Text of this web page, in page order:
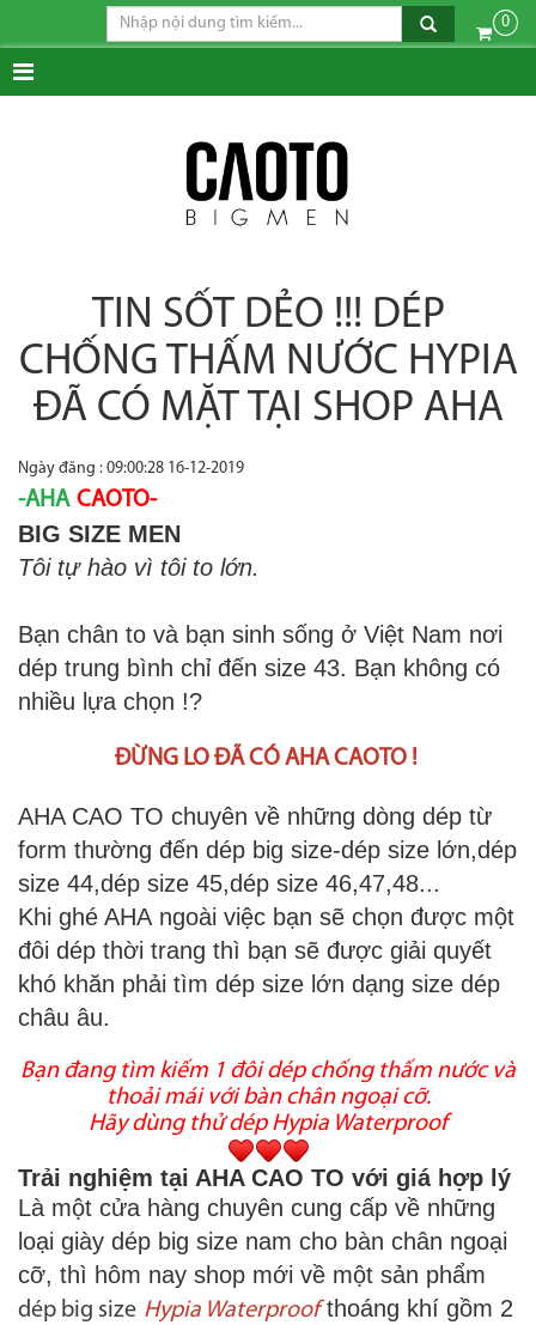
0
TIN SỐT DẺO !!! DÉP
CHỐNG THẤM NƯỚC HYPIA
ĐÃ CÓ MẶT TẠI SHOP AHA
Ngày đăng : 09:00:28 16-12-2019
-AHA CAOTO-
BIG SIZE MEN
Tôi tự hào vì tôi to lớn.
Bạn chân to và bạn sinh sống ở Việt Nam nơi
dép trung bình chỉ đến size 43. Bạn không có
nhiều lựa chọn !?
ĐỪNG LO ĐÃ CÓ AHA CAOTO !
AHA CAO TO chuyên về những dòng dép từ
form thường đến dép big size-dép size lớn,dép
size 44,dép size 45,dép size 46,47,48...
Khi ghé AHA ngoài việc bạn sẽ chọn được một
đôi dép thời trang thì bạn sẽ được giải quyết
khó khăn phải tìm dép size lớn dạng size dép
châu âu.
Bạn đang tìm kiếm 1 đôi dép chống thấm nước và
thoải mái với bàn chân ngoại cỡ.
Hãy dùng thử dép Hypia Waterproof
Trải nghiệm tại AHA CAO TO với giá hợp lý
Là một cửa hàng chuyên cung cấp về những
loại giày dép big size nam cho bàn chân ngoại
cỡ, thì hôm nay shop mới về một sản phẩm
dép big size Hypia Waterproofthoáng khí gồm 2